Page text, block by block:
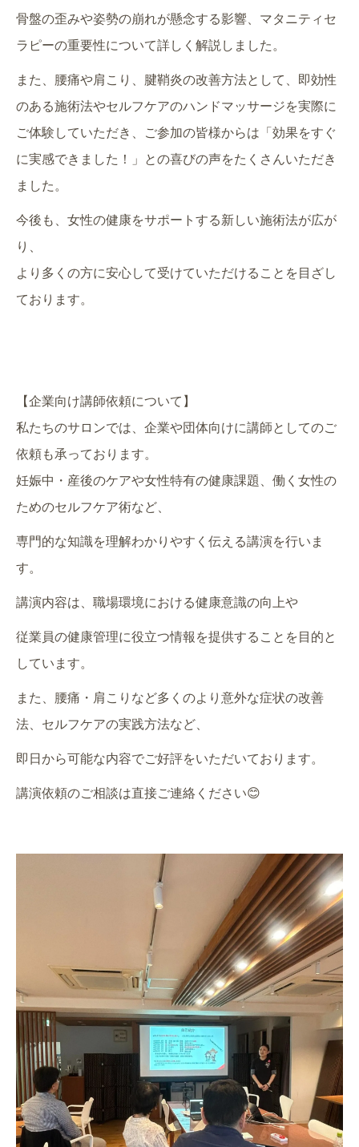
骨盤の歪みや姿勢の崩れが懸念する影響、マタニティセ
ラピーの重要性について詳しく解説しました。
また、腰痛や肩こり、腱鞘炎の改善方法として、即効性
のある施術法やセルフケアのハンドマッサージを実際に
ご体験していただき、ご参加の皆様からは「効果をすぐ
に実感できました！」との喜びの声をたくさんいただき
ました。
今後も、女性の健康をサポートする新しい施術法が広が
り、
より多くの方に安心して受けていただけることを目ざし
ております。
【企業向け講師依頼について】
私たちのサロンでは、企業や団体向けに講師としてのご
依頼も承っております。
妊娠中・産後のケアや女性特有の健康課題、働く女性の
ためのセルフケア術など、
専門的な知識を理解わかりやすく伝える講演を行いま
す。
講演内容は、職場環境における健康意識の向上や
従業員の健康管理に役立つ情報を提供することを目的と
しています。
また、腰痛・肩こりなど多くのより意外な症状の改善
法、セルフケアの実践方法など、
即日から可能な内容でご好評をいただいております。
講演依頼のご相談は直接ご連絡ください😊